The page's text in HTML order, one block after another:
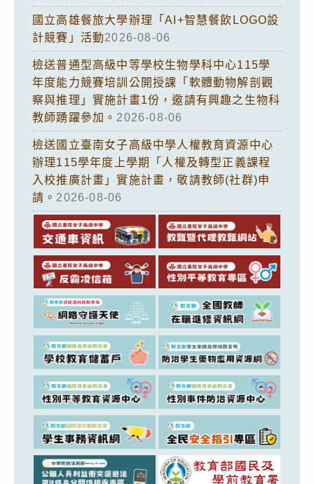
國立高雄餐旅大學辦理「AI+智慧餐飲LOGO設
計競賽」活動2026-08-06
檢送普通型高級中等學校生物學科中心115學
年度能力競賽培訓公開授課「軟體動物解剖觀
察與推理」實施計畫1份，邀請有興趣之生物科
教師踴躍參加。 2026-08-06
檢送國立臺南女子高級中學人權教育資源中心
辦理115學年度上學期「人權及轉型正義課程
入校推廣計畫」實施計畫，敬請教師(社群)申
請。 2026-08-06